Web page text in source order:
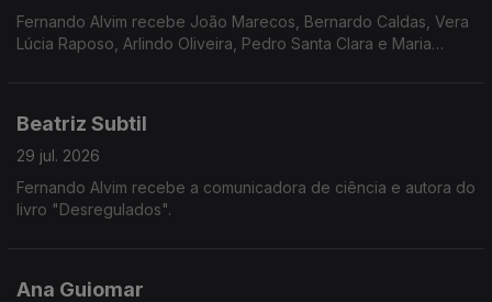
Fernando Alvim recebe João Marecos, Bernardo Caldas, Vera
Lúcia Raposo, Arlindo Oliveira, Pedro Santa Clara e Maria
Beatriz Subtil
29 jul. 2026
Fernando Alvim recebe a comunicadora de ciência e autora do
livro "Desregulados".
Ana Guiomar